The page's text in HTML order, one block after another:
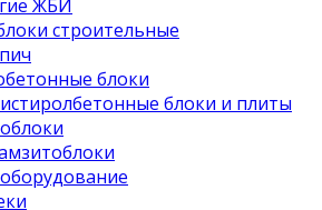
ЖБИ
строительные
блоки
блоки и плиты